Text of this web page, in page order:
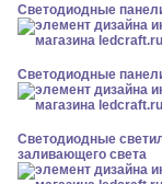
Cветодиодные
Cветодиодные
Светодиодные
заливающего света